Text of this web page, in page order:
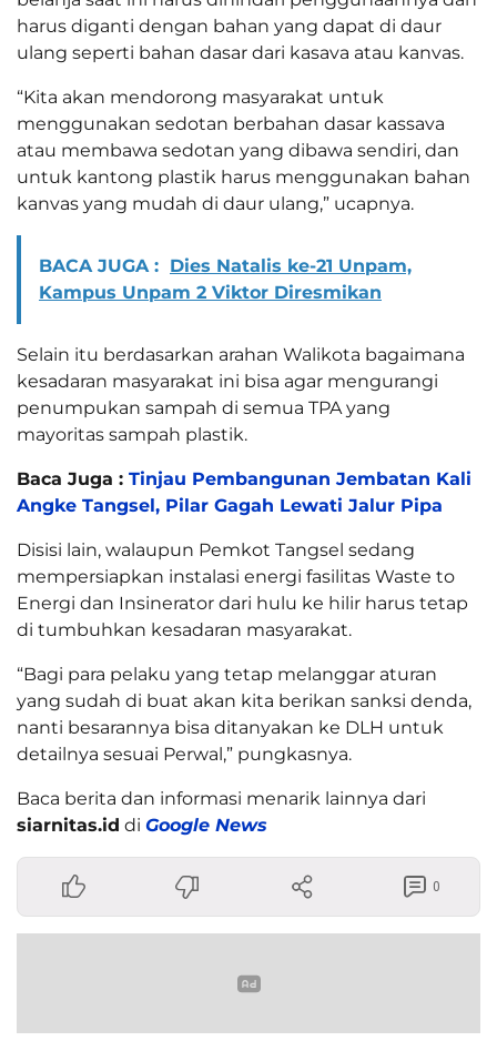
harus diganti dengan bahan yang dapat di daur
ulang seperti bahan dasar dari kasava atau kanvas.
“Kita akan mendorong masyarakat untuk
menggunakan sedotan berbahan dasar kassava
atau membawa sedotan yang dibawa sendiri, dan
untuk kantong plastik harus menggunakan bahan
kanvas yang mudah di daur ulang,” ucapnya.
BACA JUGA : Dies Natalis ke-21 Unpam,
Kampus Unpam 2 Viktor Diresmikan
Selain itu berdasarkan arahan Walikota bagaimana
kesadaran masyarakat ini bisa agar mengurangi
penumpukan sampah di semua TPA yang
mayoritas sampah plastik.
Baca Juga : Tinjau Pembangunan Jembatan Kali
Angke Tangsel, Pilar Gagah Lewati Jalur Pipa
Disisi lain, walaupun Pemkot Tangsel sedang
mempersiapkan instalasi energi fasilitas Waste to
Energi dan Insinerator dari hulu ke hilir harus tetap
di tumbuhkan kesadaran masyarakat.
“Bagi para pelaku yang tetap melanggar aturan
yang sudah di buat akan kita berikan sanksi denda,
nanti besarannya bisa ditanyakan ke DLH untuk
detailnya sesuai Perwal,” pungkasnya.
Baca berita dan informasi menarik lainnya dari
siarnitas.id di Google News
0